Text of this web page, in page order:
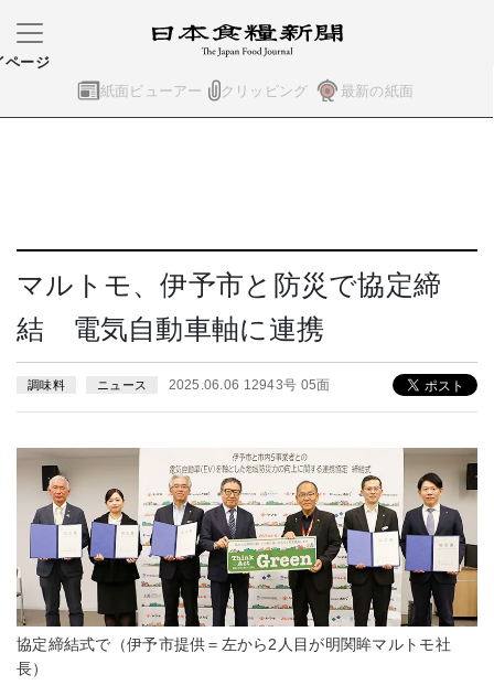
紙面ビューアー クリッピング 最新の紙面
ページ
マルトモ、伊予市と防災で協定締
結 電気自動車軸に連携
調味料 ニュース 2025.06.06 12943号 05面
協定締結式で（伊予市提供＝左から2人目が明関眸マルトモ社
長）